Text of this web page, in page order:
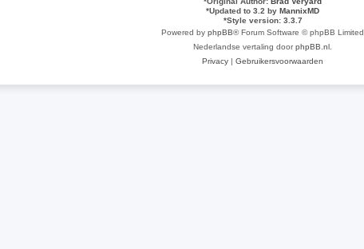
*Updated to 3.2 by MannixMD
*Style version: 3.3.7
Powered by phpBB® Forum Software © phpBB Limited
Nederlandse vertaling doorphpBB.nl
Privacy | Gebruikersvoorwaarden